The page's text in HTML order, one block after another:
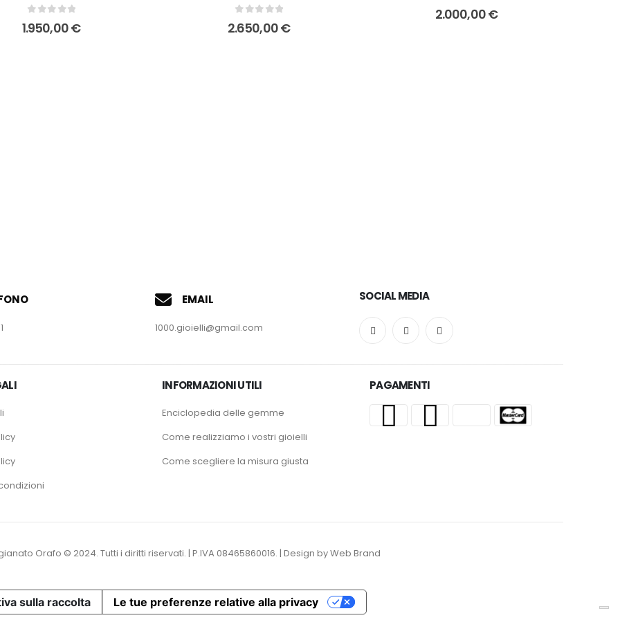
0 out of 5
1.950,00€ 0 out of 5
2.650,00€
0 out of 5
2.000,00€
EMAIL
1000.gioielli@gmail.com
SOCIAL MEDIA
INFORMAZIONI UTILI
Enciclopedia delle gemme
Come realizziamo i vostri gioielli
Come scegliere la misura giusta
PAGAMENTI
Orafo © 2024. Tutti i diritti riservati. | P.IVA 08465860016. | Design by Web Brand
sulla raccolta Le tue preferenze relative alla privacy